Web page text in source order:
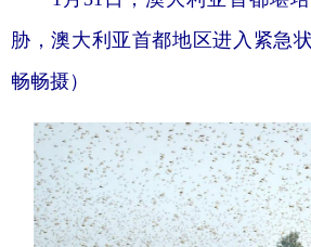
胁，澳大利亚首都地区进入紧急
畅畅摄）